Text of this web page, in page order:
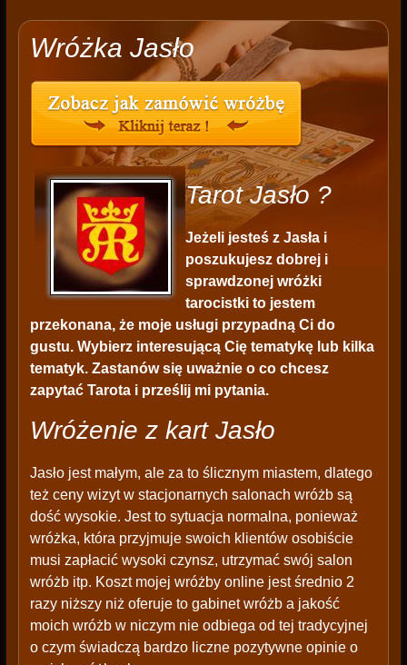
Wróżka Jasło
Tarot Jasło ?
Jeżeli jesteś z Jasła i
poszukujesz dobrej i
sprawdzonej wróżki
tarocistki to jestem
przekonana, że moje usługi przypadną Ci do
gustu. Wybierz interesującą Cię tematykę lub kilka
tematyk. Zastanów się uważnie o co chcesz
zapytać Tarota i prześlij mi pytania.
Wróżenie z kart Jasło
Jasło jest małym, ale za to ślicznym miastem, dlatego
też ceny wizyt w stacjonarnych salonach wróżb są
dość wysokie. Jest to sytuacja normalna, ponieważ
wróżka, która przyjmuje swoich klientów osobiście
musi zapłacić wysoki czynsz, utrzymać swój salon
wróżb itp. Koszt mojej wróżby online jest średnio 2
razy niższy niż oferuje to gabinet wróżb a jakość
moich wróżb w niczym nie odbiega od tej tradycyjnej
o czym świadczą bardzo liczne pozytywne opinie o